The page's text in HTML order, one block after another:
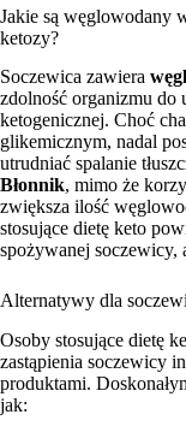
Jakie są węglowodany
ketozy?
Soczewica zawiera
zdolność organizmu do
ketogenicznej. Choć
glikemicznym, nadal
utrudniać spalanie
Błonnik, mimo że
zwiększa ilość
stosujące dietę keto
spożywanej soczewicy,
Alternatywy dla
Osoby stosujące dietę
zastąpienia soczewicy
produktami.
jak: